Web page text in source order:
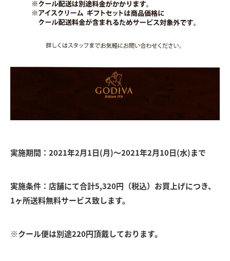
実施期間：2021年2月1日(月)～2021年2月10日(水)まで
実施条件：店舗にて合計5,320円（税込）お買上げにつき、
1ヶ所送料無料サービス致します。
※クール便は別途220円頂戴しております。